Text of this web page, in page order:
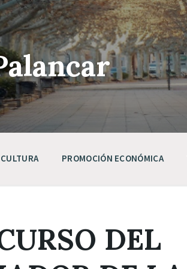
CULTURA PROMOCIÓN ECONÓMICA
DEL